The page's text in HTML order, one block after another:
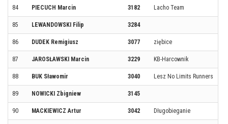
84 PIECUCH Marcin 3182 Lacho Team
85 LEWANDOWSKI Filip 3284
86 DUDEK Remigiusz 3077 ziębice
87 JAROSŁAWSKI Marcin 3229 KB-Harcownik
88 BUK Sławomir 3040 Lesz No Limits Runners
89 NOWICKI Zbigniew 3145
90 MACKIEWICZ Artur 3042 Długobieganie